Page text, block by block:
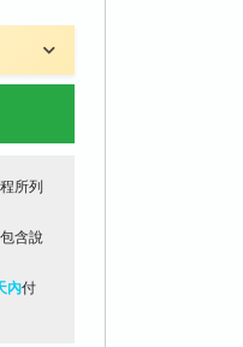
所列
含說
內付